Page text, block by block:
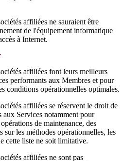
affiliées ne sauraient être
de l'équipement informatique
à Internet.
affiliées font leurs meilleurs
performants aux Membres et pour
conditions opérationnelles optimales.
affiliées se réservent le droit de
aux Services notamment pour
de maintenance, des
sur les méthodes opérationnelles, les
cette liste ne soit limitative.
affiliées ne sont pas